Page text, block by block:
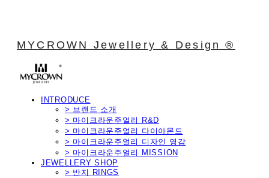
MYCROWN Jewellery & Design ®
INTRODUCE
> 브랜드 소개
> 마이크라운주얼리 R&D
> 마이크라운주얼리 다이아몬드
> 마이크라운주얼리 디자인 영감
> 마이크라운주얼리 MISSION
JEWELLERY SHOP
> 반지 RINGS